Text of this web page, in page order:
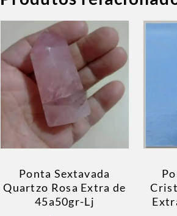
Ponta Sextavada
Quartzo Rosa Extra de
45a50gr-Lj